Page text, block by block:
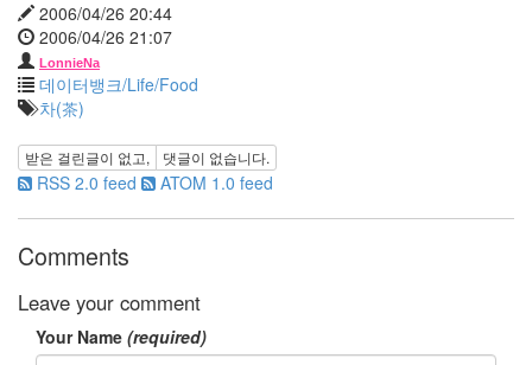
2006/04/26 20:44
2006/04/26 21:07
LonnieNa
데이터뱅크/Life/Food
차(茶)
받은 걸린글이 없고, 댓글이 없습니다.
RSS 2.0 feed ATOM 1.0 feed
Comments
Leave your comment
Your Name (required)
2005
년
11
월
3
년
12
2006
292
2006
년